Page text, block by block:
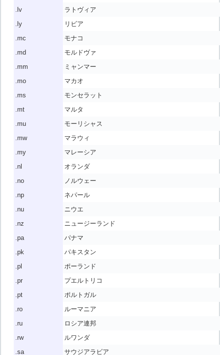
.lv
ラトヴィア
.ly
リビア
.mc
モナコ
.md
モルドヴァ
.mm
ミャンマー
.mo
マカオ
.ms
モンセラット
.mt
マルタ
.mu
モーリシャス
.mw
マラウィ
.my
マレーシア
.nl
オランダ
.no
ノルウェー
.np
ネパール
.nu
ニウエ
.nz
ニュージーランド
.pa
パナマ
.pk
パキスタン
.pl
ポーランド
.pr
プエルトリコ
.pt
ポルトガル
.ro
ルーマニア
.ru
ロシア連邦
.rw
ルワンダ
.sa
サウジアラビア